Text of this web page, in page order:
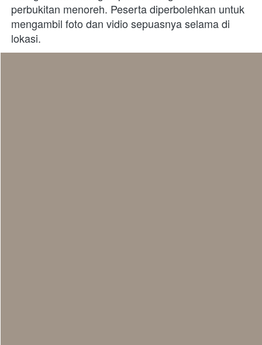
perbukitan menoreh. Peserta diperbolehkan untuk
mengambil foto dan vidio sepuasnya selama di
lokasi.